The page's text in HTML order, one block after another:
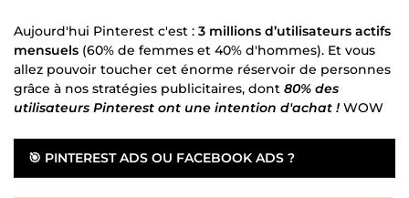
Aujourd'hui Pinterest c'est : 3 millions d’utilisateurs actifs
mensuels (60% de femmes et 40% d'hommes). Et vous
allez pouvoir toucher cet énorme réservoir de personnes
grâce à nos stratégies publicitaires, dont 80% des
utilisateurs Pinterest ont une intention d'achat ! WOW
🎯 PINTEREST ADS OU FACEBOOK ADS ?